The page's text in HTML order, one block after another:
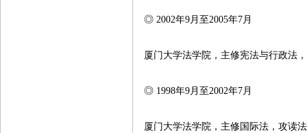
◎ 2002年9月至2005年7月
厦门大学法学院，主修宪法与行政法
◎ 1998年9月至2002年7月
厦门大学法学院，主修国际法，攻读